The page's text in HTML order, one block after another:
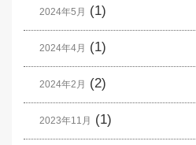
2024年5月 (1)
2024年4月 (1)
2024年2月 (2)
2023年11月 (1)